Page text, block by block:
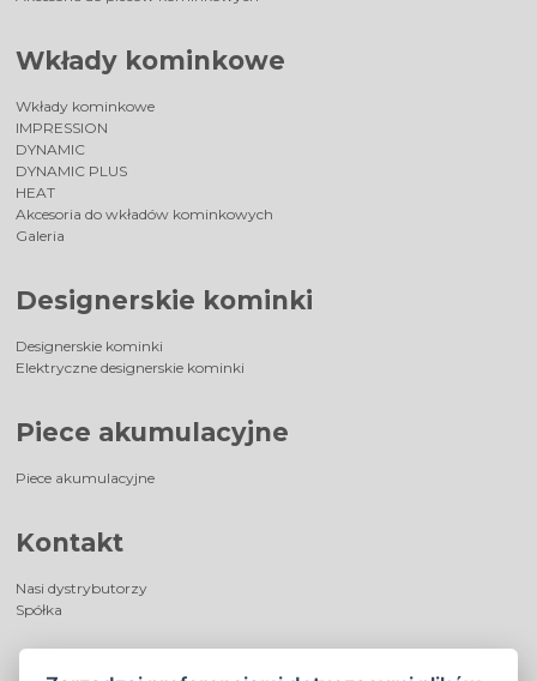
Wkłady kominkowe
Wkłady kominkowe
IMPRESSION
DYNAMIC
DYNAMIC PLUS
HEAT
Akcesoria do wkładów kominkowych
Galeria
Designerskie kominki
Designerskie kominki
Elektryczne designerskie kominki
Piece akumulacyjne
Piece akumulacyjne
Kontakt
Nasi dystrybutorzy
Spółka